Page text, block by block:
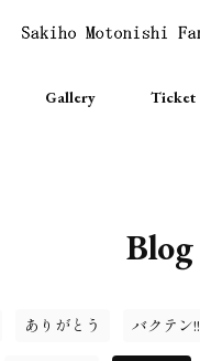
Gallery Ticket
Blog
ありがとう バクテン!!